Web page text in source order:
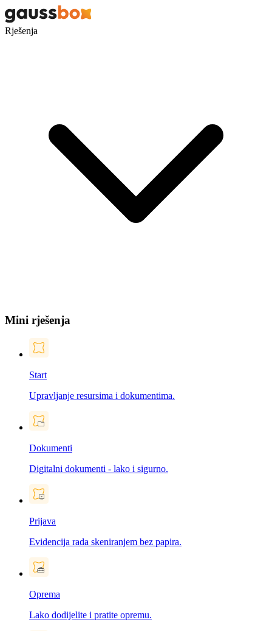
Rješenja
Mini rješenja
Start
Upravljanje resursima i dokumentima.
Dokumenti
Digitalni dokumenti - lako i sigurno.
Prijava
Evidencija rada skeniranjem bez papira.
Oprema
Lako dodijelite i pratite opremu.